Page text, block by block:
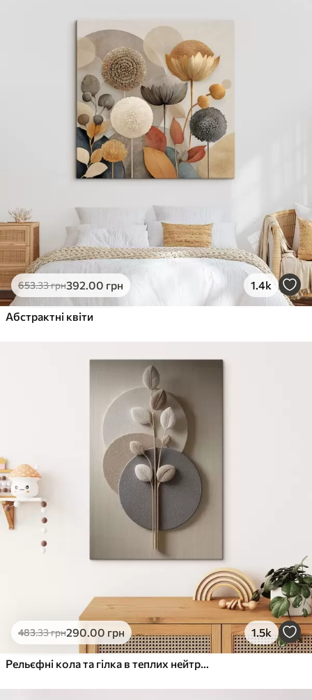
Яскраві, насичені кольори
Стійкість до вицвітання
Безпечне чорнило без запаху
Поверхня з текстурою полотна
Екологічний матеріал
грн
Яскраві, насичені кольори
Стійкість до вицвітання
✓ Поверхня з текстурою полотна
✗ Екологічний матеріал
Еко-Преміум
.00грн
✓Яскраві, насичені кольори
Поверхня з текстурою полотна
653.33грн392.00 грн 1.4k
Абстрактні квіти
483.33грн290.00 грн 1.5k
Рельєфні кола та гілка в теплих нейтральних тонах